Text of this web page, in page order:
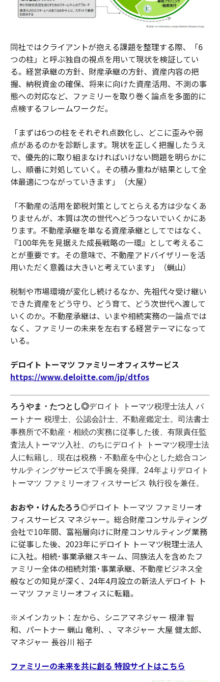
同社ではクライアントが抱える課題を整理する際、「6
つの柱」と呼ぶ独自の視点を用いて現状を検証してい
る。経営承継の方針、財産承継の方針、資産内容の把
握、納税資金の確保、将来に向けた資産活用、不測の事
態への対応など、ファミリーを取り巻く論点を多面的に
点検するフレームワークだ。
「まずは6つの柱をそれぞれ点数化し、どこに歪みや弱
点があるのかを診断します。現状を正しく把握したうえ
で、優先的に取り組まなければいけない問題を明らかに
し、順番に対処していく。その積み重ねが結果として全
体最適につながっていきます」（大屋）
「不動産の活用を節税対策としてとらえる方は少なくあ
りませんが、本質は次の世代へどうつないでいくかにあ
ります。不動産承継を単なる資産承継としてではなく、
『100年先を見据えた成長戦略の一環』として考えるこ
とが重要です。その意味で、不動産アドバイザリーを活
用いただく意義は大きいと考えています」（蝋山）
税制や市場環境が変化し続けるなか、先祖代々受け継い
できた資産をどう守り、どう育て、どう次世代へ渡して
いくのか。不動産承継は、いまや相続実務の一論点では
なく、ファミリーの未来を左右する経営テーマになって
いる。
デロイト トーマツ ファミリーオフィスサービス
https://www.deloitte.com/jp/dtfos
ろうやま・たつとし◎デロイト トーマツ税理士法人 パ
ートナー 税理士、公認会計士、不動産鑑定士。司法書士
事務所で不動産・相続の実務に従事した後、有限責任監
査法人トーマツ入社、のちにデロイト トーマツ税理士法
人に転籍し、現在は税務・不動産を中心とした総合コン
サルティングサービスで手腕を発揮。24年よりデロイト
トーマツ ファミリーオフィスサービス 執行役を兼任。
おおや・けんたろう◎デロイト トーマツ ファミリーオ
フィスサービス マネジャー。総合財産コンサルティング
会社で10年間、富裕層向けに財産コンサルティング業務
に従事した後、2023年にデロイト トーマツ税理士法人
に入社。相続･事業承継スキーム、同族法人を含めたフ
ァミリー全体の相続対策･事業承継、不動産ビジネス全
般などの知見が深く、24年4月設立の新法人デロイト ト
ーマツ ファミリーオフィスに転籍。
※メインカット：左から、シニアマネジャー 根津 智
和、パートナー 蝋山 竜利、、マネジャー 大屋 健太郎、
マネジャー 長谷川 裕子
ファミリーの未来を共に創る 特設サイトはこちら